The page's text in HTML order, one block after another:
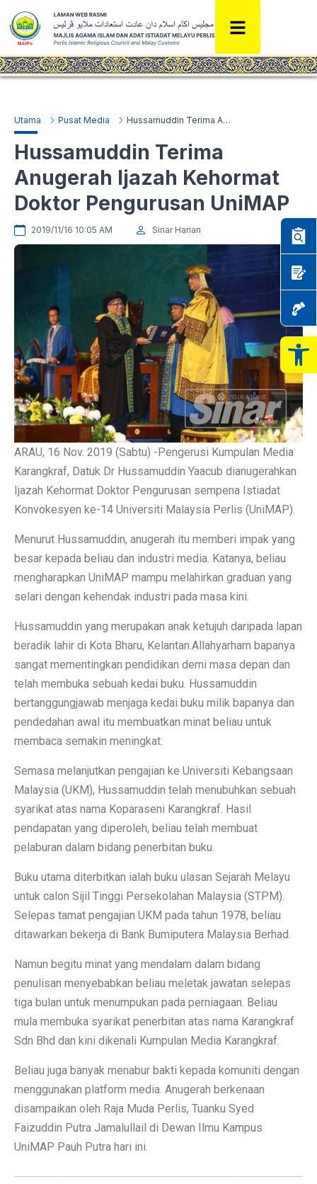
Utama Pusat Media Hussamuddin Terima Anugerah Ijazah Kehormat Doktor Pengurusan UniMAP
Hussamuddin Terima
Anugerah Ijazah Kehormat
Doktor Pengurusan UniMAP
2019/11/16 10:05 AM Sinar Harian
ARAU, 16 Nov. 2019 (Sabtu) -Pengerusi Kumpulan Media
Karangkraf, Datuk Dr Hussamuddin Yaacub dianugerahkan
Ijazah Kehormat Doktor Pengurusan sempena Istiadat
Konvokesyen ke-14 Universiti Malaysia Perlis (UniMAP).
Menurut Hussamuddin, anugerah itu memberi impak yang
besar kepada beliau dan industri media. Katanya, beliau
mengharapkan UniMAP mampu melahirkan graduan yang
selari dengan kehendak industri pada masa kini.
Hussamuddin yang merupakan anak ketujuh daripada lapan
beradik lahir di Kota Bharu, Kelantan.Allahyarham bapanya
sangat mementingkan pendidikan demi masa depan dan
telah membuka sebuah kedai buku. Hussamuddin
bertanggungjawab menjaga kedai buku milik bapanya dan
pendedahan awal itu membuatkan minat beliau untuk
membaca semakin meningkat.
Semasa melanjutkan pengajian ke Universiti Kebangsaan
Malaysia (UKM), Hussamuddin telah menubuhkan sebuah
syarikat atas nama Koparaseni Karangkraf. Hasil
pendapatan yang diperoleh, beliau telah membuat
pelaburan dalam bidang penerbitan buku.
Buku utama diterbitkan ialah buku ulasan Sejarah Melayu
untuk calon Sijil Tinggi Persekolahan Malaysia (STPM).
Selepas tamat pengajian UKM pada tahun 1978, beliau
ditawarkan bekerja di Bank Bumiputera Malaysia Berhad.
Namun begitu minat yang mendalam dalam bidang
penulisan menyebabkan beliau meletak jawatan selepas
tiga bulan untuk menumpukan pada perniagaan. Beliau
mula membuka syarikat penerbitan atas nama Karangkraf
Sdn Bhd dan kini dikenali Kumpulan Media Karangkraf.
Beliau juga banyak menabur bakti kepada komuniti dengan
menggunakan platform media. Anugerah berkenaan
disampaikan oleh Raja Muda Perlis, Tuanku Syed
Faizuddin Putra Jamalullail di Dewan Ilmu Kampus
UniMAP Pauh Putra hari ini.